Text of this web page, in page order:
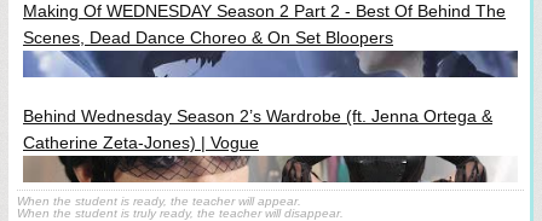
Making Of WEDNESDAY Season 2 Part 2 - Best Of Behind The
Scenes, Dead Dance Choreo & On Set Bloopers
Behind Wednesday Season 2’s Wardrobe (ft. Jenna Ortega &
Catherine Zeta-Jones) | Vogue
When the student is ready, the teacher will appear.
When the student is truly ready, the teacher will disappear.